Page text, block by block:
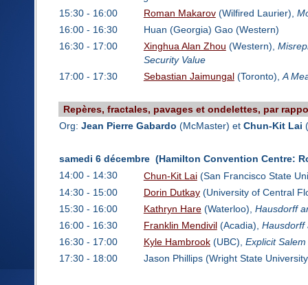
15:30 - 16:00
Roman Makarov(Wilfired Laurier),
16:00 - 16:30
Huan (Georgia) Gao (Western)
16:30 - 17:00
Xinghua Alan Zhou (Western),
Security Value
17:00 - 17:30
Sebastian Jaimungal(Toronto),A
Repères, fractales, pavages et ondelettes, par
Org: Jean Pierre Gabardo (McMaster) et Chun-Kit Lai
samedi 6 décembre (Hamilton Convention Centre:
14:00 - 14:30
Chun-Kit Lai(San Francisco State
14:30 - 15:00
Dorin Dutkay(University of Central
15:30 - 16:00
Kathryn Hare(Waterloo), Hausdorff
16:00 - 16:30
Franklin Mendivil(Acadia), Hausdorff
16:30 - 17:00
Kyle Hambrook(UBC), Explicit Salem
17:30 - 18:00
Jason Phillips (Wright State